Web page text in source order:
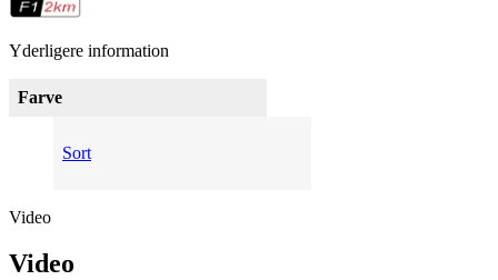
Yderligere information
Farve
Sort
Video
Video